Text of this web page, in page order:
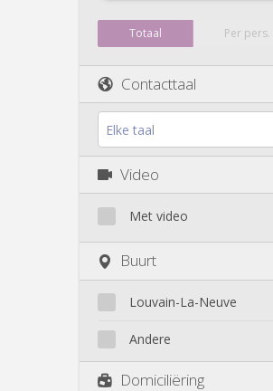
Totaal Per pers.
Contacttaal
Elke taal
Video
Met video
Buurt
Louvain-La-Neuve
Biéreau
Centre
Andere
Domiciliëring